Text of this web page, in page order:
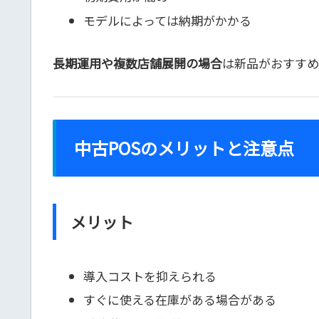
モデルによっては納期がかかる
長期運用や複数店舗展開の場合は新品がおすす
中古POSのメリットと注意点
メリット
導入コストを抑えられる
すぐに使える在庫がある場合がある